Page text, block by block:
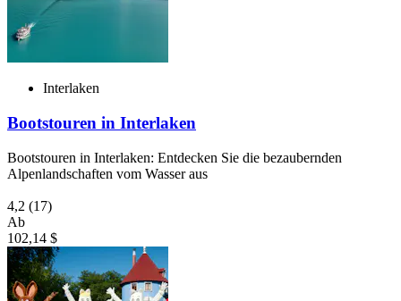
Interlaken
Bootstouren in Interlaken
Bootstouren in Interlaken: Entdecken Sie die bezaubernden
Alpenlandschaften vom Wasser aus
4,2 (17)
Ab
102,14 $